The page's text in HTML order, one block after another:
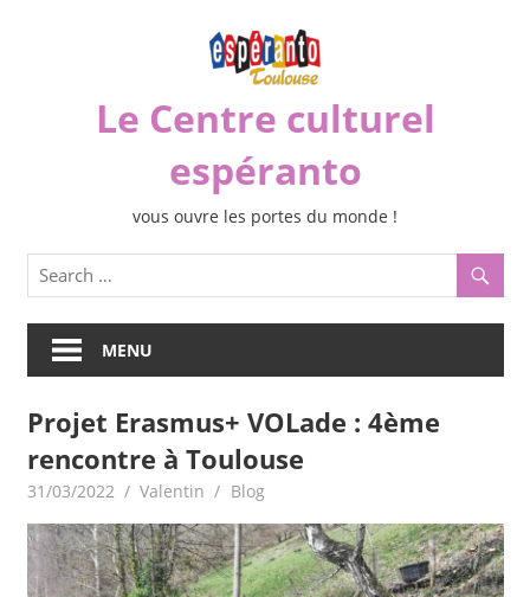
Le Centre culturel
espéranto
vous ouvre les portes du monde !
MENU
Projet Erasmus+ VOLade : 4ème
rencontre à Toulouse
31/03/2022 Valentin Blog